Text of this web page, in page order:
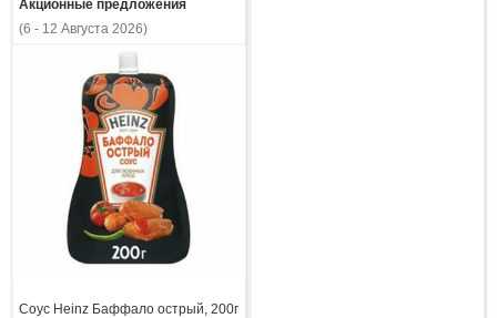
Акционные предложения
(6 - 12 Августа 2026)
Соус Heinz Баффало острый, 200г